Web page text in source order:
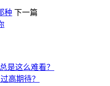
种 下一篇
是这么难看？
高期待？